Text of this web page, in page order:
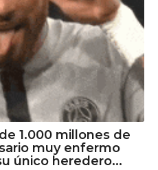
1.000 millones de
muy enfermo
único heredero...